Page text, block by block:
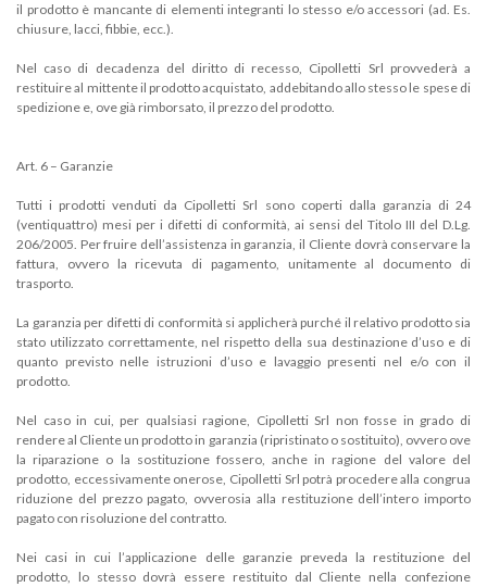
il prodotto è mancante di elementi integranti lo stesso e/o accessori (ad. Es.
chiusure, lacci, fibbie, ecc.).
Nel caso di decadenza del diritto di recesso, Cipolletti Srl provvederà a
restituire al mittente il prodotto acquistato, addebitando allo stesso le spese di
spedizione e, ove già rimborsato, il prezzo del prodotto.
Art. 6 – Garanzie
Tutti i prodotti venduti da Cipolletti Srl sono coperti dalla garanzia di 24
(ventiquattro) mesi per i difetti di conformità, ai sensi del Titolo III del D.Lg.
206/2005. Per fruire dell’assistenza in garanzia, il Cliente dovrà conservare la
fattura, ovvero la ricevuta di pagamento, unitamente al documento di
trasporto.
La garanzia per difetti di conformità si applicherà purché il relativo prodotto sia
stato utilizzato correttamente, nel rispetto della sua destinazione d’uso e di
quanto previsto nelle istruzioni d’uso e lavaggio presenti nel e/o con il
prodotto.
Nel caso in cui, per qualsiasi ragione, Cipolletti Srl non fosse in grado di
rendere al Cliente un prodotto in garanzia (ripristinato o sostituito), ovvero ove
la riparazione o la sostituzione fossero, anche in ragione del valore del
prodotto, eccessivamente onerose, Cipolletti Srl potrà procedere alla congrua
riduzione del prezzo pagato, ovverosia alla restituzione dell’intero importo
pagato con risoluzione del contratto.
Nei casi in cui l’applicazione delle garanzie preveda la restituzione del
prodotto, lo stesso dovrà essere restituito dal Cliente nella confezione